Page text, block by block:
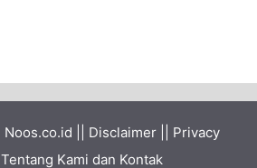
Noos.co.id Disclaimer
Privacy
Tentang Kami dan Kontak